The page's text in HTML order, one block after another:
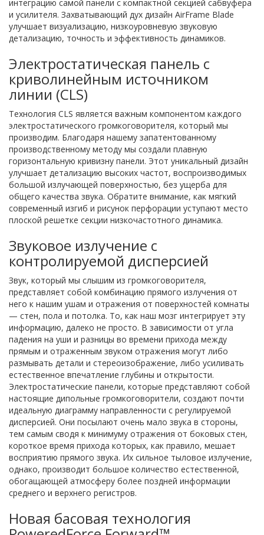
интеграцию самой панели с компактной секцией сабвуфера
и усилителя. Захватывающий дух дизайн AirFrame Blade
улучшает визуализацию, низкоуровневую звуковую
детализацию, точность и эффективность динамиков.
Электростатическая панель с
криволинейным источником
линии (CLS)
Технология CLS является важным компонентом каждого
электростатического громкоговорителя, который мы
производим. Благодаря нашему запатентованному
производственному методу мы создали плавную
горизонтальную кривизну панели. Этот уникальный дизайн
улучшает детализацию высоких частот, воспроизводимых
большой излучающей поверхностью, без ущерба для
общего качества звука. Обратите внимание, как мягкий
современный изгиб и рисунок перфорации уступают место
плоской решетке секции низкочастотного динамика.
Звуковое излучение с
контролируемой дисперсией
Звук, который мы слышим из громкоговорителя,
представляет собой комбинацию прямого излучения от
него к нашим ушам и отражения от поверхностей комнаты
— стен, пола и потолка. То, как наш мозг интегрирует эту
информацию, далеко не просто. В зависимости от угла
падения на уши и разницы во времени прихода между
прямым и отраженным звуком отражения могут либо
размывать детали и стереоизображение, либо усиливать
естественное впечатление глубины и открытости.
Электростатические панели, которые представляют собой
настоящие дипольные громкоговорители, создают почти
идеальную диаграмму направленности с регулируемой
дисперсией. Они посылают очень мало звука в стороны,
тем самым сводя к минимуму отражения от боковых стен,
короткое время прихода которых, как правило, мешает
восприятию прямого звука. Их сильное тыловое излучение,
однако, производит большое количество естественной,
обогащающей атмосферу более поздней информации
среднего и верхнего регистров.
Новая басовая технология